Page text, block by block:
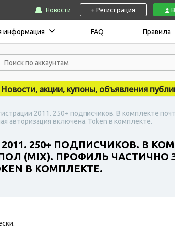
Новости + Регистрация
информация FAQ Правила
акции, купоны, объявления
2011. 250+ подписчиков. В комплекте
авторизация включена. Token в комплекте.
250+ ПОДПИСЧИКОВ. В
(MIX). ПРОФИЛЬ ЧАСТИЧНО
В КОМПЛЕКТЕ.